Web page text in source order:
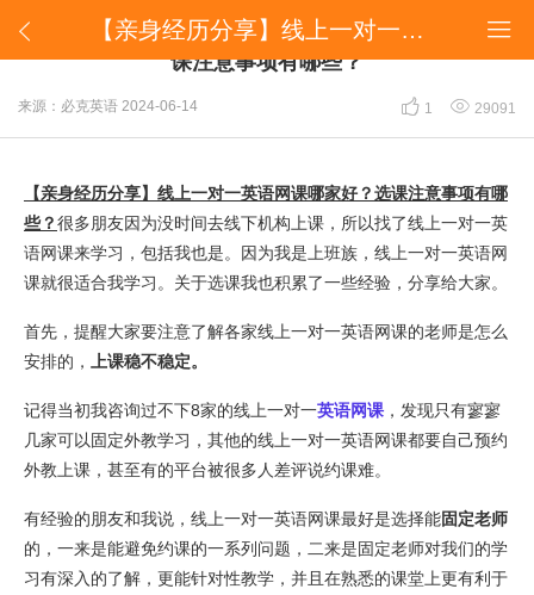
 
​【亲身经历分享】线上一对一英语网课哪家好？选课注意事项有哪些？
​【亲身经历分享】线上一对一英语网课哪家好？选
课注意事项有哪些？
来源：必克英语 2024-06-14  1  29091
【亲身经历分享】线上一对一英语网课哪家好？选课注意事项有哪
些？很多朋友因为没时间去线下机构上课，所以找了线上一对一英
语网课来学习，包括我也是。因为我是上班族，线上一对一英语网
课就很适合我学习。关于选课我也积累了一些经验，分享给大家。
首先，提醒大家要注意了解各家线上一对一英语网课的老师是怎么
安排的，
上课稳不稳定。
记得当初我咨询过不下8家的线上一对一英语网课 ，发现只有寥寥
几家可以固定外教学习，其他的线上一对一英语网课都要自己预约
外教上课，甚至有的平台被很多人差评说约课难。
有经验的朋友和我说，线上一对一英语网课最好是选择能固定老师
的，一来是能避免约课的一系列问题，二来是固定老师对我们的学
习有深入的了解，更能针对性教学，并且在熟悉的课堂上更有利于